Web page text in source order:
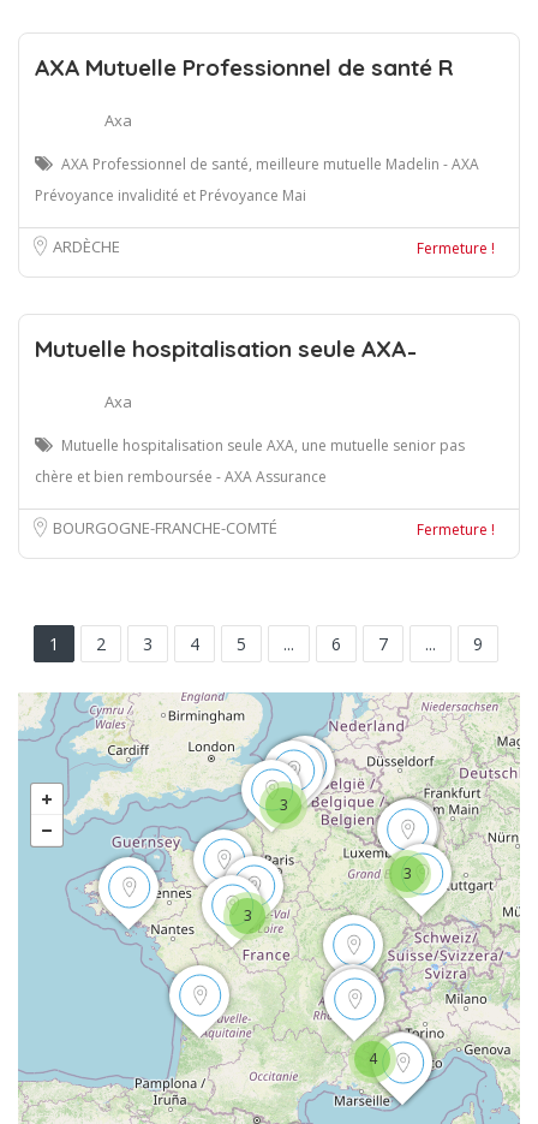
AXA Mutuelle Professionnel de santé R
Axa
AXA Professionnel de santé, meilleure mutuelle Madelin - AXA
Prévoyance invalidité et Prévoyance Mai
ARDÈCHE Fermeture !
Mutuelle hospitalisation seule AXA ̵
Axa
Mutuelle hospitalisation seule AXA, une mutuelle senior pas
chère et bien remboursée - AXA Assurance
BOURGOGNE-FRANCHE-COMTÉ Fermeture !
1 2 3 4 5 ... 6 7 ... 9
3
3
3
4